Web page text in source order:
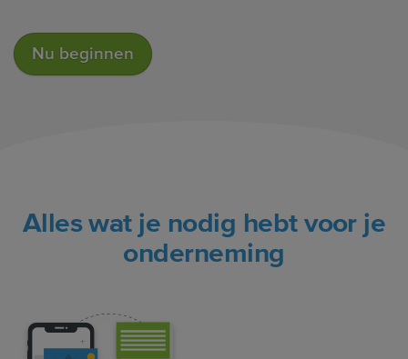
Nu beginnen
Alles wat je nodig hebt voor je
onderneming